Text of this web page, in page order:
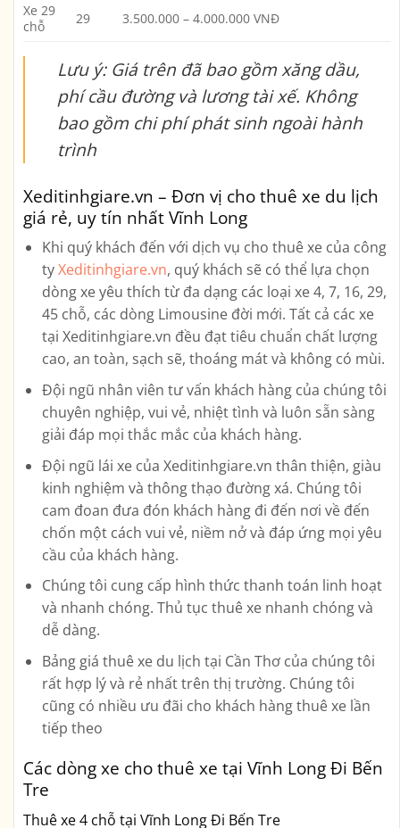
Xe 29
chỗ
29 3.500.000 – 4.000.000 VNĐ
Lưu ý: Giá trên đã bao gồm xăng dầu,
phí cầu đường và lương tài xế. Không
bao gồm chi phí phát sinh ngoài hành
trình
Xeditinhgiare.vn – Đơn vị cho thuê xe du lịch
giá rẻ, uy tín nhất Vĩnh Long
Khi quý khách đến với dịch vụ cho thuê xe của công
tyXeditinhgiare.vn, quý khách sẽ có thể lựa chọn
dòng xe yêu thích từ đa dạng các loại xe4, 7, 16, 29,
45 chỗ, các dòng Limousine đời mới. Tất cả các xe
tại Xeditinhgiare.vn đều đạt tiêu chuẩn chất lượng
cao, an toàn, sạch sẽ, thoáng mát và không có mùi.
Đội ngũ nhân viên tư vấn khách hàng của chúng tôi
chuyên nghiệp, vui vẻ, nhiệt tình và luôn sẵn sàng
giải đáp mọi thắc mắc của khách hàng.
Đội ngũ lái xe của Xeditinhgiare.vn thân thiện, giàu
kinh nghiệm và thông thạo đường xá. Chúng tôi
cam đoan đưa đón khách hàng đi đến nơi về đến
chốn một cách vui vẻ, niềm nở và đáp ứng mọi yêu
cầu của khách hàng.
Chúng tôi cung cấp hình thức thanh toán linh hoạt
và nhanh chóng. Thủ tục thuê xe nhanh chóng và
dễ dàng.
Bảng giá thuê xe du lịch tại Cần Thơ của chúng tôi
rất hợp lý và rẻ nhất trên thị trường. Chúng tôi
cũng có nhiều ưu đãi cho khách hàng thuê xe lần
tiếp theo
Các dòng xe cho thuê xe tại Vĩnh Long Đi Bến
Tre
Thuê xe 4 chỗ tại Vĩnh Long Đi Bến Tre